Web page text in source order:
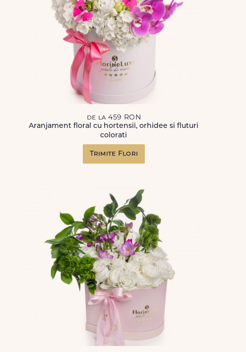
de la 459 RON
Aranjament floral cu hortensii, orhidee si fluturi
colorati
Trimite Flori